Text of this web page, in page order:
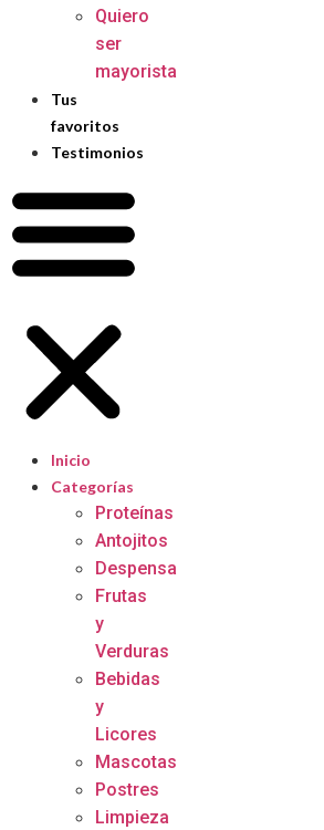
Quiero
ser
mayorista
Tus
favoritos
Testimonios
Inicio
Categorías
Proteínas
Antojitos
Despensa
Frutas
y
Verduras
Bebidas
y
Licores
Mascotas
Postres
Limpieza